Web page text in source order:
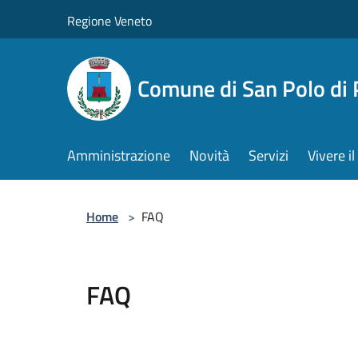
Regione Veneto
Comune di San Polo di
Amministrazione Novità Servizi Vivere
Home > FAQ
FAQ